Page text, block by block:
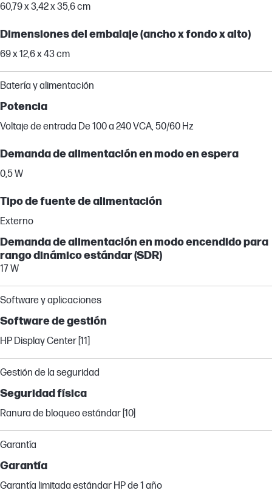
60,79 x 3,42 x 35,6 cm
Dimensiones del embalaje (ancho x fondo x alto)
69 x 12,6 x 43 cm
Batería y alimentación
Potencia
Voltaje de entrada De 100 a 240 VCA, 50/60 Hz
Demanda de alimentación en modo en espera
0,5 W
Tipo de fuente de alimentación
Externo
Demanda de alimentación en modo encendido para
rango dinámico estándar (SDR)
17 W
Software y aplicaciones
Software de gestión
HP Display Center [11]
Gestión de la seguridad
Seguridad física
Ranura de bloqueo estándar [10]
Garantía
Garantía
Garantía limitada estándar HP de 1 año